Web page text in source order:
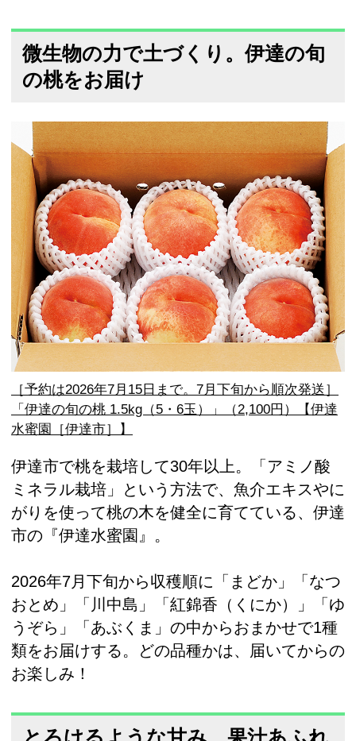
微生物の力で土づくり。伊達の旬
の桃をお届け
［予約は2026年7月15日まで。7月下旬から順次発送］
「伊達の旬の桃 1.5kg（5・6玉）」（2,100円）【伊達
水蜜園［伊達市］】
伊達市で桃を栽培して30年以上。「アミノ酸
ミネラル栽培」という方法で、魚介エキスやに
がりを使って桃の木を健全に育てている、伊達
市の『伊達水蜜園』。
2026年7月下旬から収穫順に「まどか」「なつ
おとめ」「川中島」「紅錦香（くにか）」「ゆ
うぞら」「あぶくま」の中からおまかせで1種
類をお届けする。どの品種かは、届いてからの
お楽しみ！